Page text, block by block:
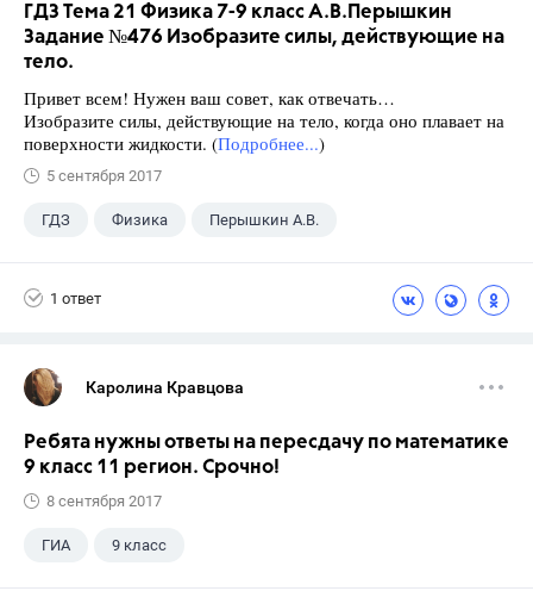
ГДЗ Тема 21 Физика 7-9 класс А.В.Перышкин
Задание №476 Изобразите силы, действующие на
тело.
Привет всем! Нужен ваш совет, как отвечать…
Изобразите силы, действующие на тело, когда оно плавает на
поверхности жидкости. (Подробнее...)
5 сентября 2017
ГДЗ Физика Перышкин А.В.
1 ответ
Каролина Кравцова
Ребята нужны ответы на пересдачу по математике
9 класс 11 регион. Срочно!
8 сентября 2017
ГИА 9 класс